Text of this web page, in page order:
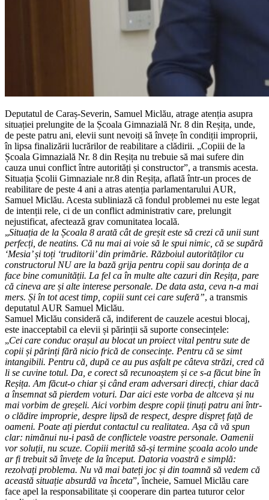
Deputatul de Caraș-Severin, Samuel Miclău, atrage atenția asupra
situației prelungite de la Școala Gimnazială Nr. 8 din Reșița, unde,
de peste patru ani, elevii sunt nevoiți să învețe în condiții improprii,
în lipsa finalizării lucrărilor de reabilitare a clădirii. „Copiii de la
Școala Gimnazială Nr. 8 din Reșița nu trebuie să mai sufere din
cauza unui conflict între autorități și constructor”, a transmis acesta.
Situația Școlii Gimnaziale nr.8 din Reșița, aflată într-un proces de
reabilitare de peste 4 ani a atras atenția parlamentarului AUR,
Samuel Miclău. Acesta subliniază că fondul problemei nu este legat
de intenții rele, ci de un conflict administrativ care, prelungit
nejustificat, afectează grav comunitatea locală.
„Situația de la Școala 8 arată cât de greșit este să crezi că unii sunt
perfecți, de neatins. Că nu mai ai voie să le spui nimic, că se supără
‘Mesia’ și toți ‘truditorii’ din primărie. Războiul autorităților cu
constructorul NU are la bază grija pentru copii sau dorința de a
face bine comunității. La fel ca în multe alte cazuri din Reșița, pare
că cineva are și alte interese personale. De data asta, ceva n-a mai
mers. Și în tot acest timp, copiii sunt cei care suferă”, a transmis
deputatul AUR Samuel Miclău.
Samuel Miclău consideră că, indiferent de cauzele acestui blocaj,
este inacceptabil ca elevii și părinții să suporte consecințele:
„Cei care conduc orașul au blocat un proiect vital pentru sute de
copii și părinți fără nicio frică de consecințe. Pentru că se simt
intangibili. Pentru că, după ce au pus asfalt pe câteva străzi, cred că
li se cuvine totul. Da, e corect să recunoaștem și ce s-a făcut bine în
Reșița. Am făcut-o chiar și când eram adversari direcți, chiar dacă
a însemnat să pierdem voturi. Dar aici este vorba de altceva și nu
mai vorbim de greșeli. Aici vorbim despre copii ținuți patru ani într-
o clădire improprie, despre lipsă de respect, despre dispreț față de
oameni. Poate ați pierdut contactul cu realitatea. Așa că vă spun
clar: nimănui nu-i pasă de conflictele voastre personale. Oamenii
vor soluții, nu scuze. Copiii merită să-și termine școala acolo unde
ar fi trebuit să învețe de la început. Datoria voastră e simplă:
rezolvați problema. Nu vă mai bateți joc și din toamnă să vedem că
această situație absurdă va înceta”, încheie, Samuel Miclău care
face apel la responsabilitate și cooperare din partea tuturor celor